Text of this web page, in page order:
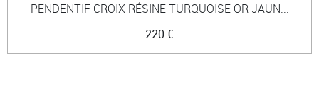
PENDENTIF CROIX RÉSINE TURQUOISE OR JAUN...
220 €